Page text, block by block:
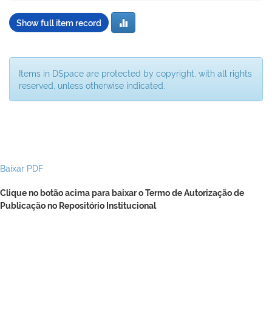
Show full item record
Items in DSpace are protected by copyright, with all rights
reserved, unless otherwise indicated.
Baixar PDF
Clique no botão acima para baixar o Termo de Autorização de
Publicação no Repositório Institucional